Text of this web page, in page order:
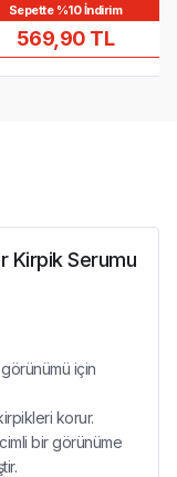
Sepette %10 İndirim
569,90 TL
Kirpik Serumu
için
korur.
bir görünüme